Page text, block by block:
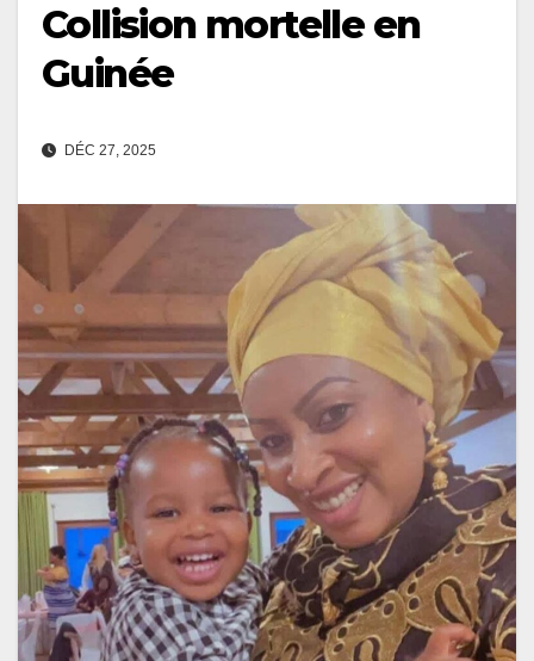
Collision mortelle en
Guinée
DÉC 27, 2025